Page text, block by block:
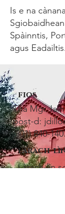
Is e na
Spàinntis,
agus Eadailtis.
fios
Tha Mgr.
post-d:
(301) 840-
làrach-
Làrach-lìn